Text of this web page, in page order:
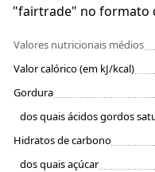
"fairtrade" no formato
Valores nutricionais médios
Valor calórico (em kJ/kcal)
Gordura
dos quais ácidos gordos
Hidratos de carbono
dos quais açúcar